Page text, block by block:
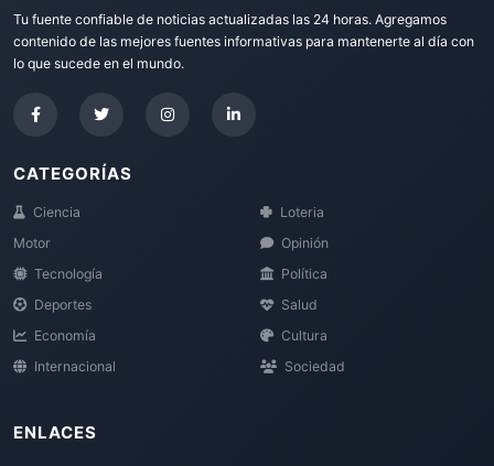
Tu fuente confiable de noticias actualizadas las 24 horas. Agregamos
contenido de las mejores fuentes informativas para mantenerte al día con
lo que sucede en el mundo.
CATEGORÍAS
Ciencia
Motor
Tecnología
Deportes
Economía
Internacional
Loteria
Opinión
Política
Salud
Cultura
Sociedad
ENLACES